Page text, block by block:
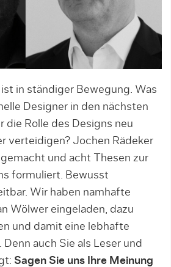
in ständiger Bewegung. Was
Designer in den nächsten
die Rolle des Designs neu
verteidigen? Jochen Rädeker
und acht Thesen zur
formuliert. Bewusst
Wir haben namhafte
Wölwer eingeladen, dazu
und damit eine lebhafte
auch Sie als Leser und
Sagen Sie uns Ihre Meinung